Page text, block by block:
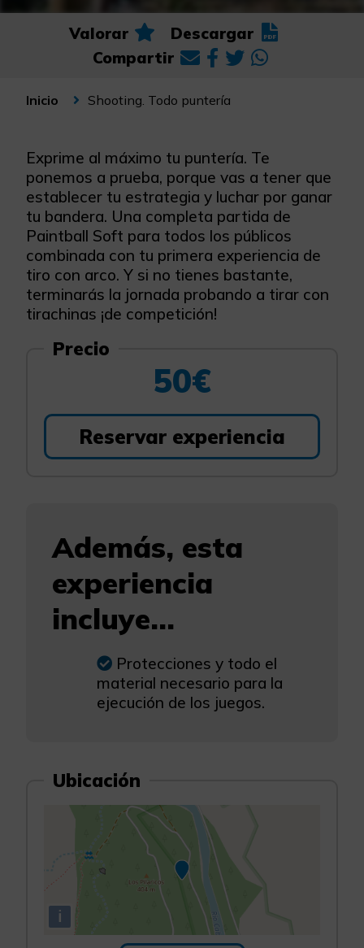
Valorar
Descargar
Compartir
Inicio Shooting. Todo puntería
Exprime al máximo tu puntería. Te
ponemos a prueba, porque vas a tener que
establecer tu estrategia y luchar por ganar
tu bandera. Una completa partida de
Paintball Soft para todos los públicos
combinada con tu primera experiencia de
tiro con arco. Y si no tienes bastante,
terminarás la jornada probando a tirar con
tirachinas ¡de competición!
Precio
50€
Reservar experiencia
Además, esta
experiencia
incluye...
Protecciones y todo el
material necesario para la
ejecución de los juegos.
Ubicación
i